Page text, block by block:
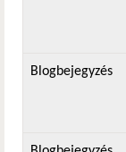
Blogbejegyzés